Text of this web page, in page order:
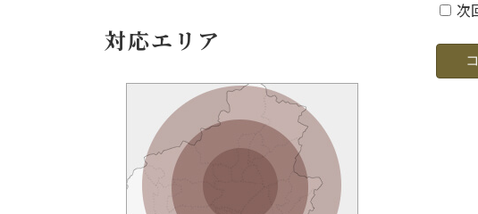
次
対応エリア